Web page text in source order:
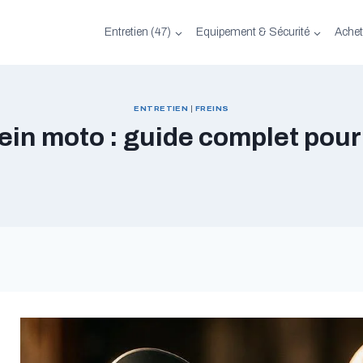
Entretien (47) Equipement & Sécurité
ENTRETIEN FREINS
moto : guide complet